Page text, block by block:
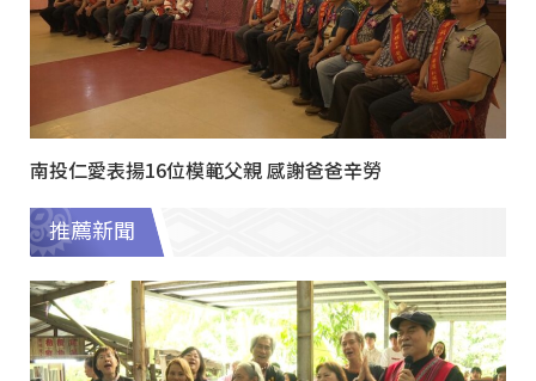
南投仁愛表揚16位模範父親 感謝爸爸辛勞
推薦新聞